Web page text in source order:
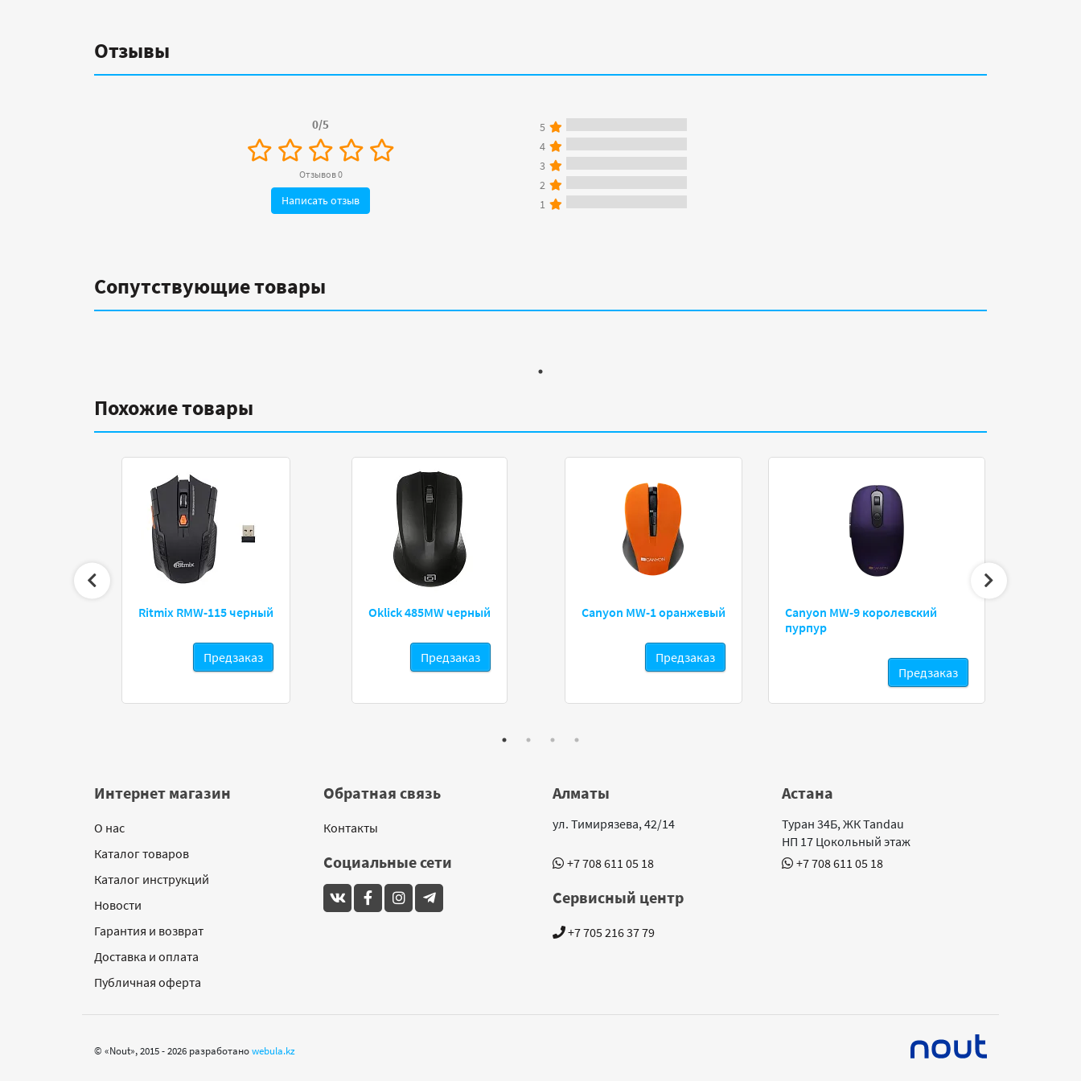
Отзывы
0/5
Отзывов 0
Написать отзыв
5
4
3
2
1
Сопутствующие товары
Похожие товары
Ritmix RMW-115 черный
Предзаказ
Oklick 485MW черный
Предзаказ
Canyon MW-1 оранжевый
Предзаказ
Canyon MW-9 королевский
пурпур
Предзаказ
Интернет магазин
О нас
Каталог товаров
Каталог инструкций
Новости
Гарантия и возврат
Доставка и оплата
Публичная оферта
Обратная связь
Контакты
Социальные сети
Алматы
ул. Тимирязева, 42/14
+7 708 611 05 18
Астана
Туран 34Б, ЖК Tandau
НП 17 Цокольный этаж
+7 708 611 05 18
Сервисный центр
+7 705 216 37 79
© «Nout», 2015 - 2026 разработаноwebula.kz